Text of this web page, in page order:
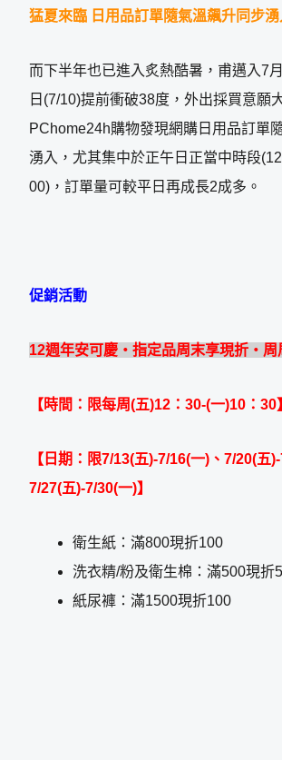
猛夏來臨 日用品訂單隨氣溫飆升同步湧
而下半年也已進入炙熱酷暑，甫邁入7
日(7/10)提前衝破38度，外出採買意願
PChome24h購物發現網購日用品訂單
湧入，尤其集中於正午日正當中時段(12
00)，訂單量可較平日再成長2成多。
促銷活動
12週年安可慶 ‧指定品周末享現折 ‧ 周
【時間：限每周(五)12 ：30-(一)10 ：30
【日期：限7/13(五)-7/16(一) 、7/20(五
7/27(五)-7/30(一)】
衛生紙：滿800現折100
洗衣精/粉及衛生棉：滿500現折
紙尿褲：滿1500現折100